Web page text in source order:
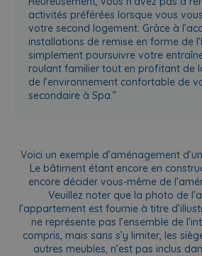
activités préférées lorsque vous
votre second logement. Grâce à
installations de remise en forme de
simplement poursuivre votre
roulant familier tout en profitant de
de l’environnement confortable de
secondaire à Spa.”
Voici un exemple d’aménagement
Le bâtiment étant encore en
encore décider vous-même de
Veuillez noter que la photo de
l’appartement est fournie à titre
ne représente pas l’ensemble de
compris, mais sans s’y limiter, les
autres meubles, n’est pas inclus